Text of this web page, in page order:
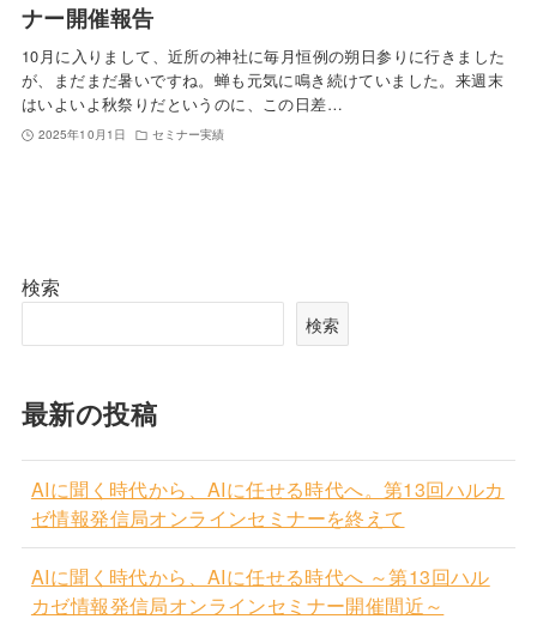
ナー開催報告
10月に入りまして、近所の神社に毎月恒例の朔日参りに行きました
が、まだまだ暑いですね。蝉も元気に鳴き続けていました。来週末
はいよいよ秋祭りだというのに、この日差…
2025年10月1日 セミナー実績
検索
検索
最新の投稿
AIに聞く時代から、AIに任せる時代へ。第13回ハルカ
ゼ情報発信局オンラインセミナーを終えて
AIに聞く時代から、AIに任せる時代へ ～第13回ハル
カゼ情報発信局オンラインセミナー開催間近～